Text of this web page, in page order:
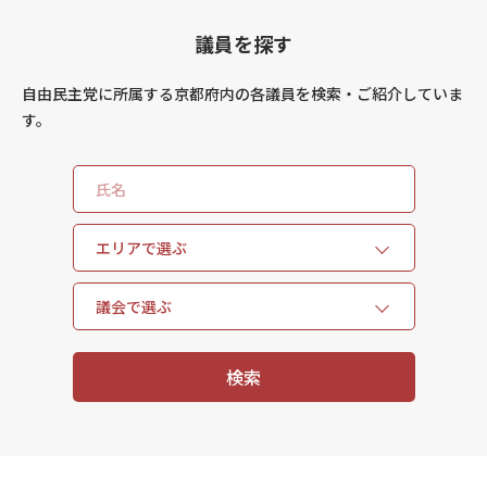
議員を探す
自由民主党に所属する京都府内の各議員を検索・ご紹介していま
す。